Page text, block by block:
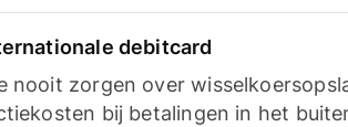
debitcard
nooit zorgen over
bij betalingen in het